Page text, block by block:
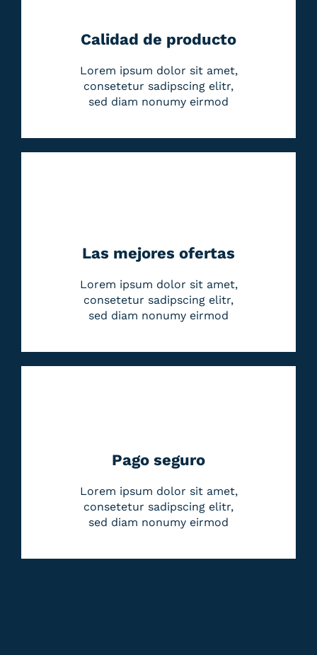
Calidad de producto
Lorem ipsum dolor sit amet,
consetetur sadipscing elitr,
sed diam nonumy eirmod
Las mejores ofertas
Lorem ipsum dolor sit amet,
consetetur sadipscing elitr,
sed diam nonumy eirmod
Pago seguro
Lorem ipsum dolor sit amet,
consetetur sadipscing elitr,
sed diam nonumy eirmod